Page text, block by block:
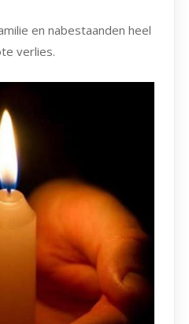
en nabestaanden heel
verlies.